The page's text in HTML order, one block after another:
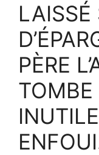
LAISSÉ
PÈRE
TOMBE